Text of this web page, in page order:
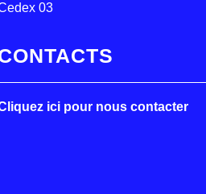
03
ici pour nous contacter